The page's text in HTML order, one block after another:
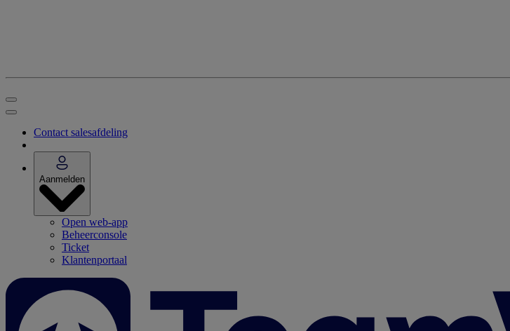
Contact salesafdeling
Aanmelden
Open web-app
Beheerconsole
Ticket
Klantenportaal